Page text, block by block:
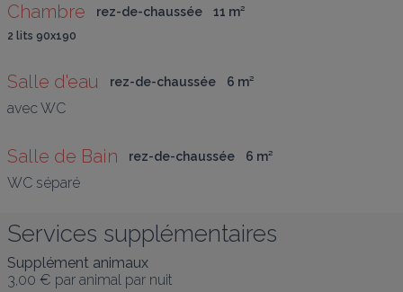
Chambre rez-de-chaussée 11 m²
2 lits 90x190
Salle d'eau rez-de-chaussée 6 m²
avec WC
Salle de Bain rez-de-chaussée 6 m²
WC séparé
Services supplémentaires
Supplément animaux
3,00 € par animal par nuit